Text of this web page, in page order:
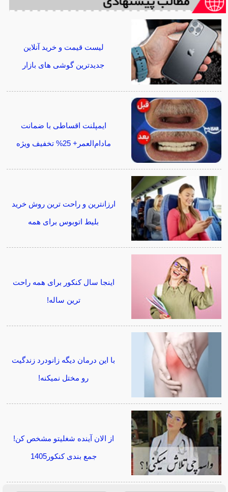
لیست قیمت و خرید آنلاین
جدیدترین گوشی های بازار
ایمپلنت اقساطی با ضمانت
مادام‌العمر+ 25% تخفیف ویژه
ارزانترین و راحت ترین روش خرید
بلیط اتوبوس برای همه
اینجا سال کنکور برای همه راحت
ترین ساله!
با این درمان دیگه زانودرد زندگیت
رو مختل نمیکنه!
از الان آینده شغلیتو مشخص کن!
جمع بندی کنکور1405